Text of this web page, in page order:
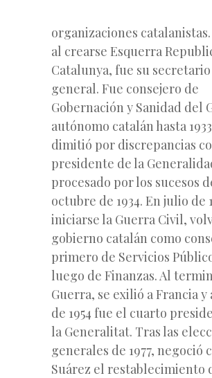
organizaciones catalanistas.
al crearse Esquerra
Catalunya, fue su secretario
general. Fue consejero de
Gobernación y Sanidad del
autónomo catalán hasta
dimitió por discrepancias
presidente de la
procesado por los sucesos
octubre de 1934. En julio de
iniciarse la Guerra Civil,
gobierno catalán como
primero de Servicios
luego de Finanzas. Al
Guerra, se exilió a Francia
de 1954 fue el cuarto
la Generalitat. Tras las
generales de 1977, negoció
Suárez el restablecimiento